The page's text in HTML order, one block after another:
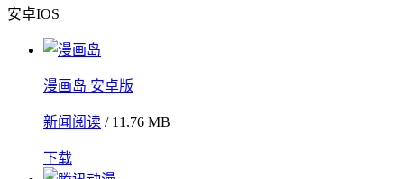
安卓IOS
漫画岛 安卓版
新闻阅读 / 11.76 MB
下载